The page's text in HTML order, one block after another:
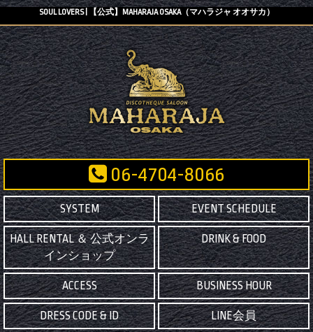
SOUL LOVERS | 【公式】MAHARAJA OSAKA（マハラジャ オオサカ）
06-4704-8066
SYSTEM EVENT SCHEDULE
HALL RENTAL ＆ 公式オンラ
インショップ
DRINK & FOOD
ACCESS BUSINESS HOUR
DRESS CODE & ID LINE会員